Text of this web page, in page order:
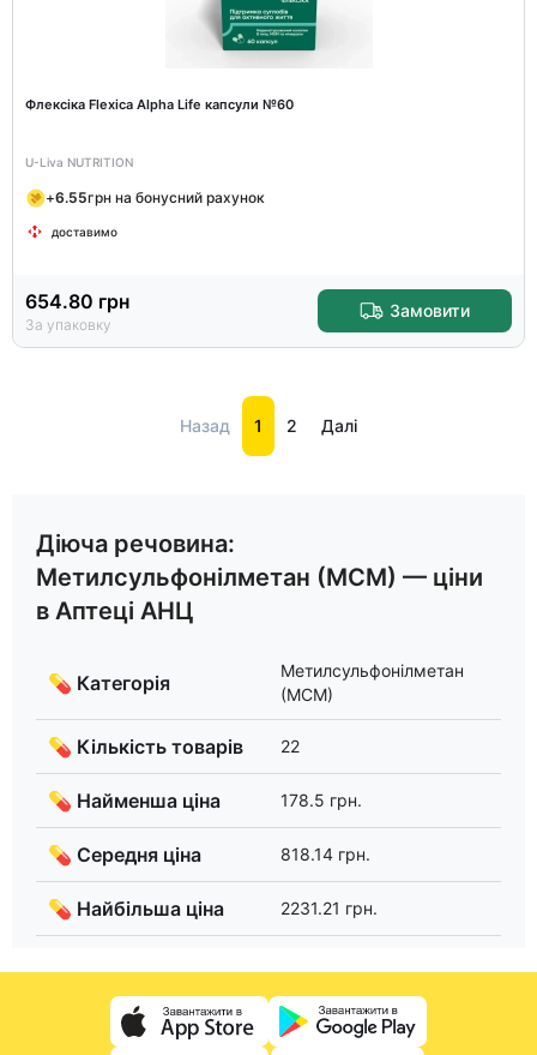
Флексіка Flexica Alpha Life капсули №60
U-Liva NUTRITION
+6.55грн на бонусний рахунок
доставимо
654.80 грн
За упаковку
Замовити
Назад 1 2 Далі
Діюча речовина:
Метилсульфонілметан (МСМ) — ціни
в Аптеці АНЦ
💊 Категорія
Метилсульфонілметан
(МСМ)
💊 Кількість товарів 22
💊 Найменша ціна 178.5 грн.
💊 Середня ціна 818.14 грн.
💊 Найбільша ціна 2231.21 грн.